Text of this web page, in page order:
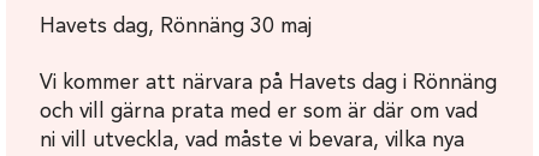
Havets dag, Rönnäng 30 maj
Vi kommer att närvara på Havets dag i Rönnäng
och vill gärna prata med er som är där om vad
ni vill utveckla, vad måste vi bevara, vilka nya